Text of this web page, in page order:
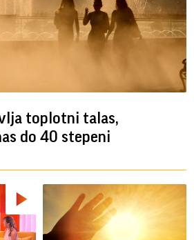
toplotni talas,
do 40 stepeni